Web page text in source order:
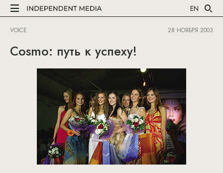
EN
VOICE 28 НОЯБРЯ 2003
Cosmo: путь к успеху!